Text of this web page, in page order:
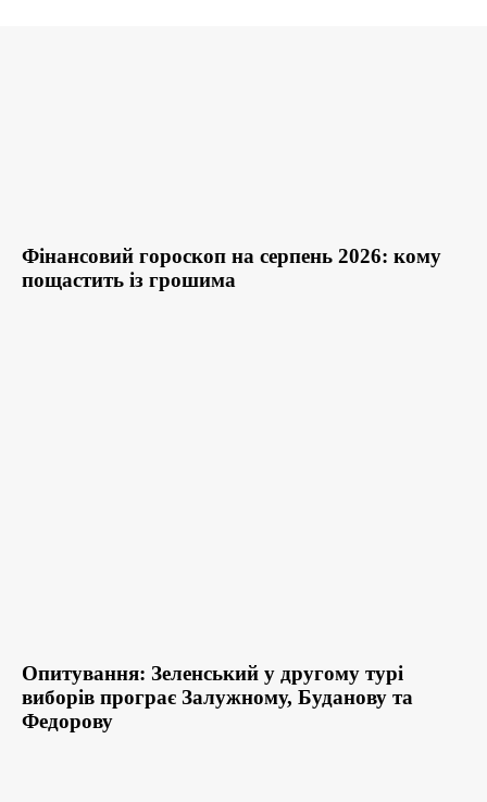
Фінансовий гороскоп на серпень 2026: кому
пощастить із грошима
Опитування: Зеленський у другому турі
виборів програє Залужному, Буданову та
Федорову